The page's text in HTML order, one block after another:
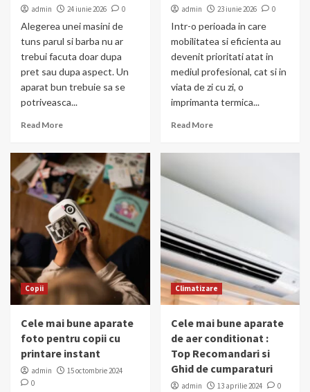
admin 24 iunie 2026 0
Alegerea unei masini de
tuns parul si barba nu ar
trebui facuta doar dupa
pret sau dupa aspect. Un
aparat bun trebuie sa se
potriveasca...
Read More
admin 23 iunie 2026 0
Intr-o perioada in care
mobilitatea si eficienta au
devenit prioritati atat in
mediul profesional, cat si in
viata de zi cu zi, o
imprimanta termica...
Read More
Copii
Cele mai bune aparate
foto pentru copii cu
printare instant
admin
15 octombrie 2024
0
Climatizare
Cele mai bune aparate
de aer conditionat :
Top Recomandari si
Ghid de cumparaturi
admin 13 aprilie 2024 0